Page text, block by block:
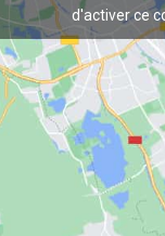
d'activer ce